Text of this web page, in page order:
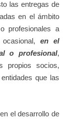
entregas de
en el ámbito
profesionales a
en el
o profesional,
propios socios,
que las
desarrollo de